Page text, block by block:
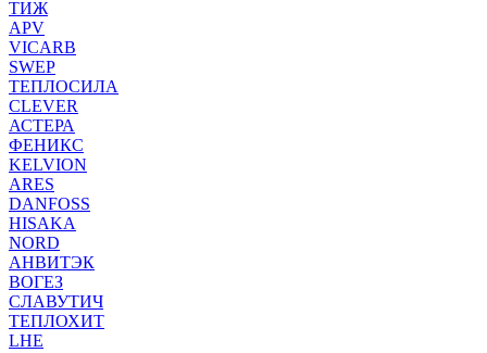
ТИЖ
APV
VICARB
SWEP
ТЕПЛОСИЛА
CLEVER
АСТЕРА
ФЕНИКС
KELVION
ARES
DANFOSS
HISAKA
NORD
АНВИТЭК
ВОГЕЗ
СЛАВУТИЧ
ТЕПЛОХИТ
LHE